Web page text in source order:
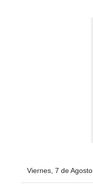
Viernes, 7 de Agosto